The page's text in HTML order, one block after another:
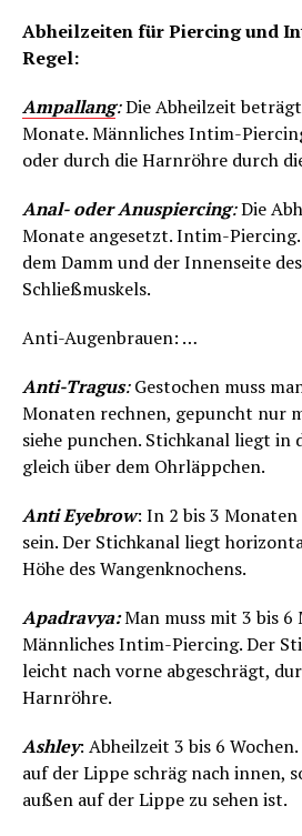
Abheilzeiten für Piercing und
Regel:
Ampallang:Die Abheilzeit
Monate. Männliches Intim-
oder durch die Harnröhre durch
Anal- oder Anuspiercing:Die
Monate angesetzt. Intim-
dem Damm und der Innenseite
Schließmuskels.
Anti-Augenbrauen: …
Anti-Tragus:Gestochen muss
Monaten rechnen, gepuncht nur
siehe punchen. Stichkanal liegt
gleich über dem Ohrläppchen.
Anti Eyebrow: In 2 bis 3
sein. Der Stichkanal liegt
Höhe des Wangenknochens.
Apadravya:Man muss mit 3 bis 6
Männliches Intim-Piercing. Der
leicht nach vorne abgeschrägt,
Harnröhre.
Ashley: Abheilzeit 3 bis 6
auf der Lippe schräg nach innen,
außen auf der Lippe zu sehen ist.